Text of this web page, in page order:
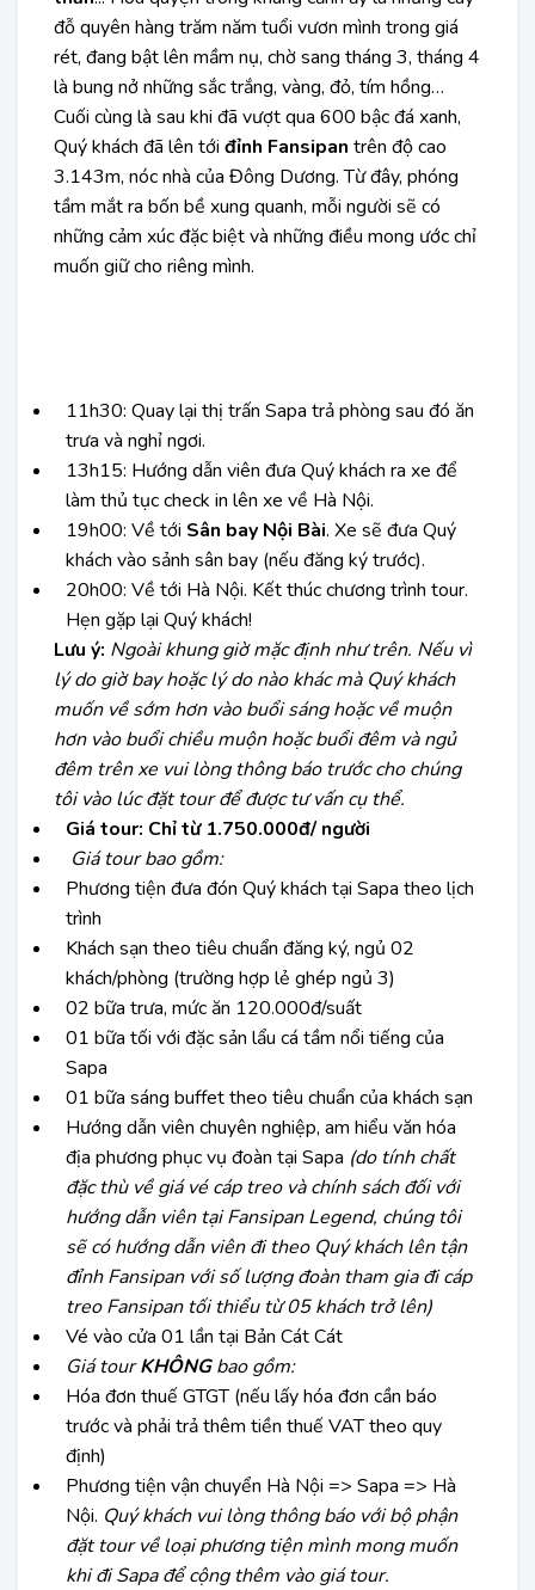
đỗ quyên hàng trăm năm tuổi vươn mình trong giá
rét, đang bật lên mầm nụ, chờ sang tháng 3, tháng 4
là bung nở những sắc trắng, vàng, đỏ, tím hồng…
Cuối cùng là sau khi đã vượt qua 600 bậc đá xanh,
Quý khách đã lên tới đỉnh Fansipan trên độ cao
3.143m, nóc nhà của Đông Dương. Từ đây, phóng
tầm mắt ra bốn bề xung quanh, mỗi người sẽ có
những cảm xúc đặc biệt và những điều mong ước chỉ
muốn giữ cho riêng mình.
11h30: Quay lại thị trấn Sapa trả phòng sau đó ăn
trưa và nghỉ ngơi.
13h15: Hướng dẫn viên đưa Quý khách ra xe để
làm thủ tục check in lên xe về Hà Nội.
19h00: Về tới Sân bay Nội Bài. Xe sẽ đưa Quý
khách vào sảnh sân bay (nếu đăng ký trước).
20h00: Về tới Hà Nội. Kết thúc chương trình tour.
Hẹn gặp lại Quý khách!
Lưu ý: Ngoài khung giờ mặc định như trên. Nếu vì
lý do giờ bay hoặc lý do nào khác mà Quý khách
muốn về sớm hơn vào buổi sáng hoặc về muộn
hơn vào buổi chiều muộn hoặc buổi đêm và ngủ
đêm trên xe vui lòng thông báo trước cho chúng
tôi vào lúc đặt tour để được tư vấn cụ thể.
Giá tour: Chỉ từ 1.750.000đ/ người
Giá tour bao gồm:
Phương tiện đưa đón Quý khách tại Sapa theo lịch
trình
Khách sạn theo tiêu chuẩn đăng ký, ngủ 02
khách/phòng (trường hợp lẻ ghép ngủ 3)
02 bữa trưa, mức ăn 120.000đ/suất
01 bữa tối với đặc sản lẩu cá tầm nổi tiếng của
Sapa
01 bữa sáng buffet theo tiêu chuẩn của khách sạn
Hướng dẫn viên chuyên nghiệp, am hiểu văn hóa
địa phương phục vụ đoàn tại Sapa (do tính chất
đặc thù về giá vé cáp treo và chính sách đối với
hướng dẫn viên tại Fansipan Legend, chúng tôi
sẽ có hướng dẫn viên đi theo Quý khách lên tận
đỉnh Fansipan với số lượng đoàn tham gia đi cáp
treo Fansipan tối thiểu từ 05 khách trở lên)
Vé vào cửa 01 lần tại Bản Cát Cát
Giá tourKHÔNGbao gồm:
Hóa đơn thuế GTGT (nếu lấy hóa đơn cần báo
trước và phải trả thêm tiền thuế VAT theo quy
định)
Phương tiện vận chuyển Hà Nội => Sapa => Hà
Nội. Quý khách vui lòng thông báo với bộ phận
đặt tour về loại phương tiện mình mong muốn
khi đi Sapa để cộng thêm vào giá tour.